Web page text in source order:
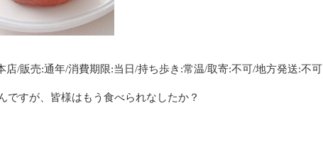
店/販売:通年/消費期限:当日/持ち歩き:常温/取寄:不可/地方発送:不可
ですが、皆様はもう食べられなしたか？